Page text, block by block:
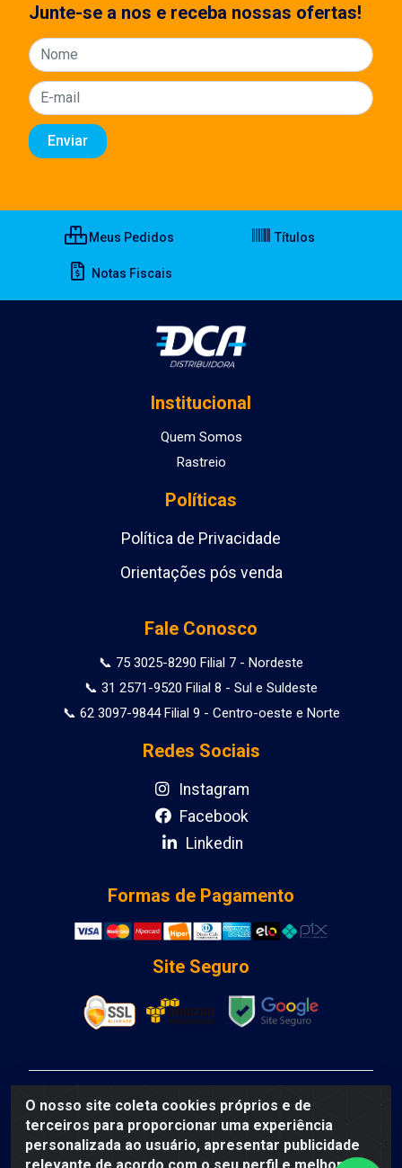
O nosso site coleta cookies próprios e de
terceiros para proporcionar uma experiência
personalizada ao usuário, apresentar publicidade
Junte-se a nos e receba nossas ofertas!
Meus Pedidos Títulos
Notas Fiscais
Institucional
Quem Somos
Rastreio
Políticas
Política de Privacidade
Orientações pós venda
Fale Conosco
📞 75 3025-8290 Filial 7 - Nordeste
📞 31 2571-9520 Filial 8 - Sul e Suldeste
📞 62 3097-9844 Filial 9 - Centro-oeste e Norte
Redes Sociais
Instagram
Facebook
Linkedin
Formas de Pagamento
Site Seguro
DCA DISTRIBUIDORA DE COSMETICOS LTDA - AV
DEPUTADO LUIS EDUARDO MAGALHAES, Humildes,
Feira de Santana/BA - CEP 44135-000 - CNPJ:
31.912.909/0001-40